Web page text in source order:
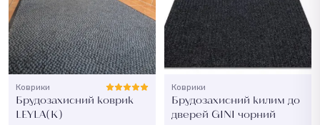
Коврики
Брудозахисний коврик
LEYLA(K)
Коврики
Брудозахисний килим до
дверей GINI чорний